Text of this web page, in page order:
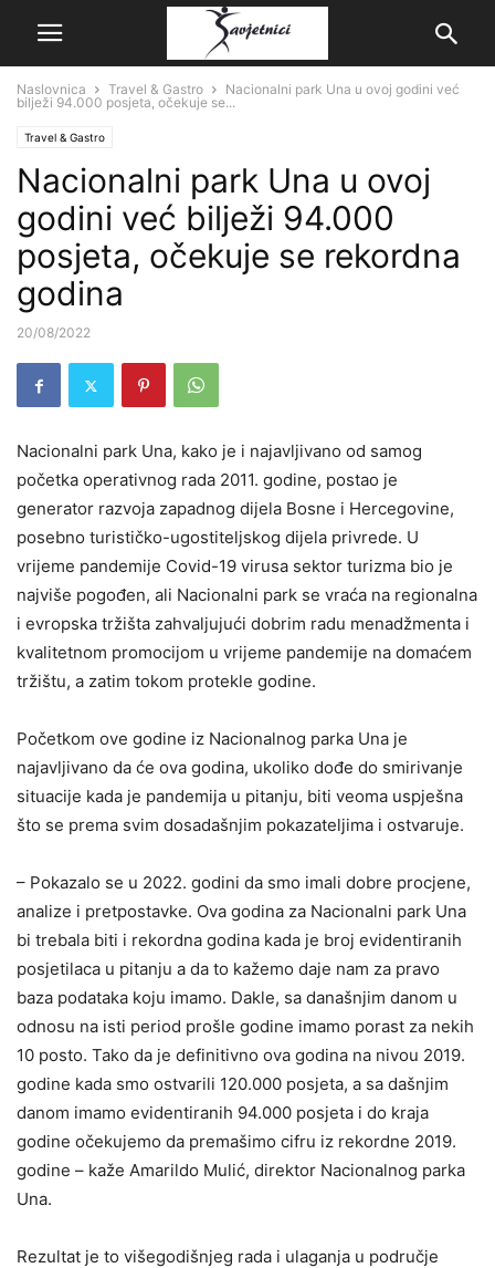
Naslovnica Travel & Gastro
Nacionalni park Una u ovoj godini već
bilježi 94.000 posjeta, očekuje se...
Travel & Gastro
Nacionalni park Una u ovoj
godini već bilježi 94.000
posjeta, očekuje se rekordna
godina
20/08/2022
Nacionalni park Una, kako je i najavljivano od samog
početka operativnog rada 2011. godine, postao je
generator razvoja zapadnog dijela Bosne i Hercegovine,
posebno turističko-ugostiteljskog dijela privrede. U
vrijeme pandemije Covid-19 virusa sektor turizma bio je
najviše pogođen, ali Nacionalni park se vraća na regionalna
i evropska tržišta zahvaljujući dobrim radu menadžmenta i
kvalitetnom promocijom u vrijeme pandemije na domaćem
tržištu, a zatim tokom protekle godine.
Početkom ove godine iz Nacionalnog parka Una je
najavljivano da će ova godina, ukoliko dođe do smirivanje
situacije kada je pandemija u pitanju, biti veoma uspješna
što se prema svim dosadašnjim pokazateljima i ostvaruje.
– Pokazalo se u 2022. godini da smo imali dobre procjene,
analize i pretpostavke. Ova godina za Nacionalni park Una
bi trebala biti i rekordna godina kada je broj evidentiranih
posjetilaca u pitanju a da to kažemo daje nam za pravo
baza podataka koju imamo. Dakle, sa današnjim danom u
odnosu na isti period prošle godine imamo porast za nekih
10 posto. Tako da je definitivno ova godina na nivou 2019.
godine kada smo ostvarili 120.000 posjeta, a sa dašnjim
danom imamo evidentiranih 94.000 posjeta i do kraja
godine očekujemo da premašimo cifru iz rekordne 2019.
godine – kaže Amarildo Mulić, direktor Nacionalnog parka
Una.
Rezultat je to višegodišnjeg rada i ulaganja u područje